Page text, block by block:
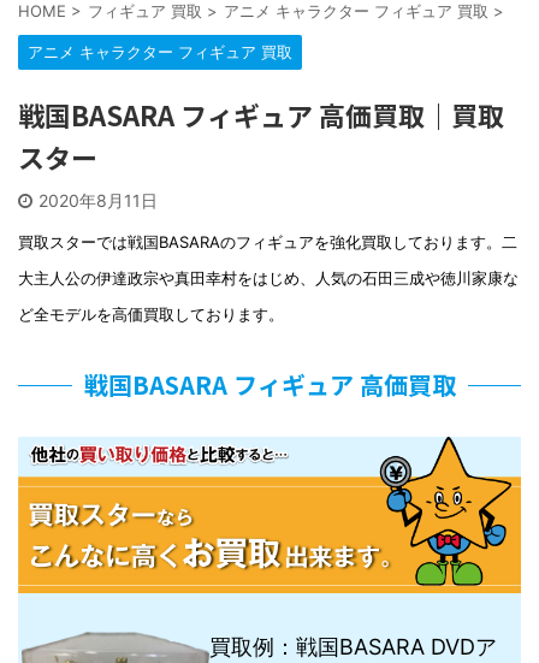
HOME > フィギュア 買取 > アニメ キャラクター フィギュア 買取 >
アニメ キャラクター フィギュア 買取
戦国BASARA フィギュア 高価買取｜買取
スター
2020年8月11日
買取スターでは戦国BASARAのフィギュアを強化買取しております。二
大主人公の伊達政宗や真田幸村をはじめ、人気の石田三成や徳川家康な
ど全モデルを高価買取しております。
戦国BASARA フィギュア 高価買取
買取例：戦国BASARA DVDア